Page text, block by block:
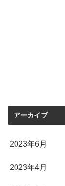
アーカイブ
2023年6月
2023年4月